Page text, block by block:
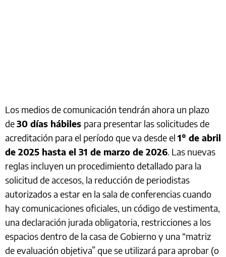
Los medios de comunicación tendrán ahora un plazo
de30 días hábiles para presentar las solicitudes de
acreditación para el período que va desde el 1° de abril
de 2025 hasta el 31 de marzo de 2026. Las nuevas
reglas incluyen un procedimiento detallado para la
solicitud de accesos, la reducción de periodistas
autorizados a estar en la sala de conferencias cuando
hay comunicaciones oficiales, un código de vestimenta,
una declaración jurada obligatoria, restricciones a los
espacios dentro de la casa de Gobierno y una “matriz
de evaluación objetiva” que se utilizará para aprobar (o